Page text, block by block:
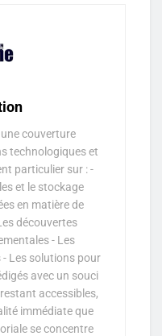
couverture
technologiques et
particulier sur : -
et le stockage
en matière de
découvertes
- Les
Les solutions pour
avec un souci
accessibles,
immédiate que
se concentre